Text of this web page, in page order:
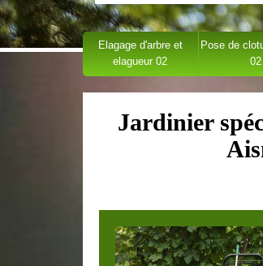
Elagage d'arbre et
elagueur 02
Pose de
02
Jardinier